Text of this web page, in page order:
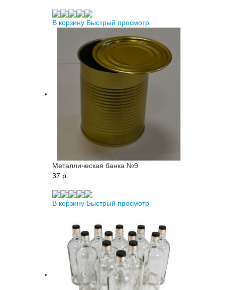
В корзину Быстрый просмотр
Металлическая банка №9
37 p.
В корзину Быстрый просмотр